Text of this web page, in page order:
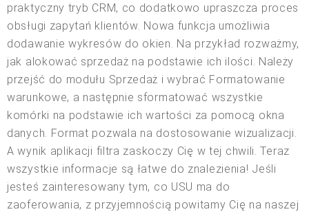
praktyczny tryb CRM, co dodatkowo upraszcza proces
obsługi zapytań klientów. Nowa funkcja umożliwia
dodawanie wykresów do okien. Na przykład rozważmy,
jak alokować sprzedaż na podstawie ich ilości. Należy
przejść do modułu Sprzedaż i wybrać Formatowanie
warunkowe, a następnie sformatować wszystkie
komórki na podstawie ich wartości za pomocą okna
danych. Format pozwala na dostosowanie wizualizacji.
A wynik aplikacji filtra zaskoczy Cię w tej chwili. Teraz
wszystkie informacje są łatwe do znalezienia! Jeśli
jesteś zainteresowany tym, co USU ma do
zaoferowania, z przyjemnością powitamy Cię na naszej